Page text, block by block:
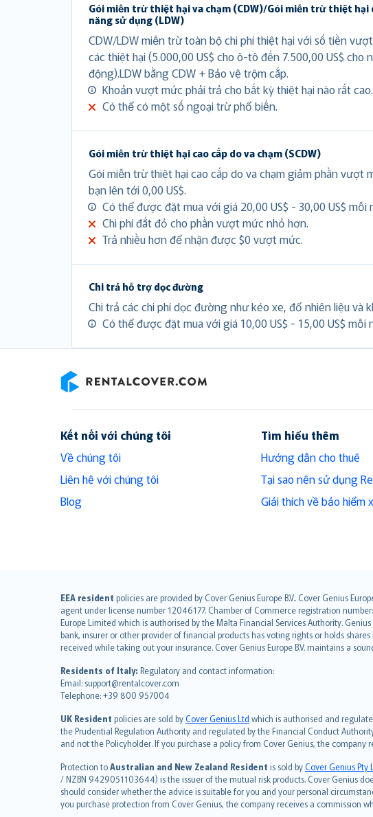
Gói miễn trừ thiệt hại va chạm (CDW)/Gói miễn trừ thiệt hại
năng sử dụng (LDW)
CDW/LDW miễn trừ toàn bộ chi phí thiệt hại với số tiền
các thiệt hại (5.000,00 US$ cho ô-tô đến 7.500,00 US$ cho
động).LDW bằng CDW + Bảo vệ trộm cắp.
Khoản vượt mức phải trả cho bất kỳ thiệt hại nào rất cao.
Có thể có một số ngoại trừ phổ biến.
Gói miễn trừ thiệt hại cao cấp do va chạm (SCDW)
Gói miễn trừ thiệt hại cao cấp do va chạm giảm phần vượt
bạn lên tới 0,00 US$.
Có thể được đặt mua với giá 20,00 US$ - 30,00 US$ mỗi
Chi phí đắt đỏ cho phần vượt mức nhỏ hơn.
Trả nhiều hơn để nhận được $0 vượt mức.
Chi trả hỗ trợ dọc đường
Chi trả các chi phí dọc đường như kéo xe, đổ nhiên liệu và
Có thể được đặt mua với giá 10,00 US$ - 15,00 US$ mỗi
Kết nối với chúng tôi
Về chúng tôi
Liên hệ với chúng tôi
Blog
Tìm hiểu thêm
Hướng dẫn cho thuê
Tại sao nên sử dụng
Giải thích về bảo hiểm
EEA resident policies are provided by Cover Genius Europe B.V.. Cover Genius
agent under license number 12046177. Chamber of Commerce registration
Europe Limited which is authorised by the Malta Financial Services Authority.
bank, insurer or other provider of financial products has voting rights or holds
received while taking out your insurance. Cover Genius Europe B.V. maintains a
Residents of Italy: Regulatory and contact information:
Email: support@rentalcover.com
Telephone: +39 800 957004
UK Resident policies are sold byCover Genius Ltd which is authorised and
the Prudential Regulation Authority and regulated by the Financial Conduct
and not the Policyholder. If you purchase a policy from Cover Genius, the
Protection toAustralian and New Zealand Resident is sold byCover Genius Pty
/ NZBN 9429051103644) is the issuer of the mutual risk products. Cover Genius
should consider whether the advice is suitable for you and your personal
you purchase protection from Cover Genius, the company receives a commission
English (UK)
English (US)
Deutsch
français
Nederlands
español
italiano
简体中文
繁體中文
Português
polski
עברית
Português
svenska